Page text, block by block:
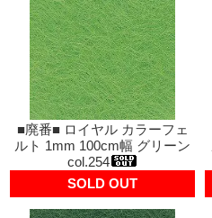
■廃番■ ロイヤル カラーフェ
ルト 1mm 100cm幅 グリーン
col.254
SOLD OUT